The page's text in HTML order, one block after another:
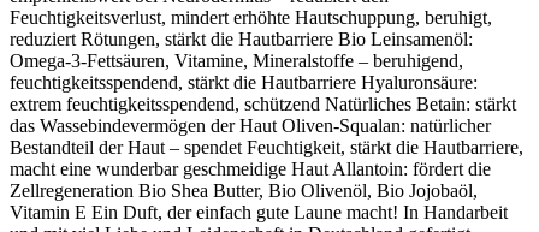
Feuchtigkeitsverlust, mindert erhöhte Hautschuppung, beruhigt,
reduziert Rötungen, stärkt die Hautbarriere Bio Leinsamenöl:
Omega-3-Fettsäuren, Vitamine, Mineralstoffe – beruhigend,
feuchtigkeitsspendend, stärkt die Hautbarriere Hyaluronsäure:
extrem feuchtigkeitsspendend, schützend Natürliches Betain: stärkt
das Wassebindevermögen der Haut Oliven-Squalan: natürlicher
Bestandteil der Haut – spendet Feuchtigkeit, stärkt die Hautbarriere,
macht eine wunderbar geschmeidige Haut Allantoin: fördert die
Zellregeneration Bio Shea Butter, Bio Olivenöl, Bio Jojobaöl,
Vitamin E Ein Duft, der einfach gute Laune macht! In Handarbeit